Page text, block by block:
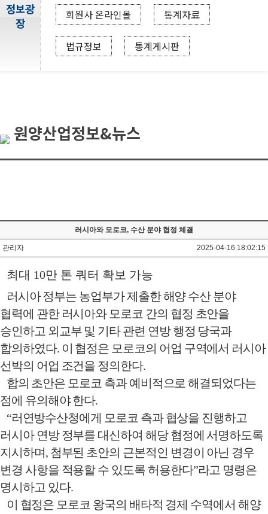
정보광
장
회원사 온라인몰 통계자료
법규정보 통계게시판
원양산업정보&뉴스
러시아와 모로코, 수산 분야 협정 체결
관리자 2025-04-16 18:02:15
최대 10만 톤 쿼터 확보 가능
러시아 정부는 농업부가 제출한 해양 수산 분야
협력에 관한 러시아와 모로코 간의 협정 초안을
승인하고 외교부 및 기타 관련 연방 행정 당국과
합의하였다. 이 협정은 모로코의 어업 구역에서 러시아
선박의 어업 조건을 정의한다.
합의 초안은 모로코 측과 예비적으로 해결되었다는
점에 유의해야 한다.
“러연방수산청에게 모로코 측과 협상을 진행하고
러시아 연방 정부를 대신하여 해당 협정에 서명하도록
지시하며, 첨부된 초안의 근본적인 변경이 아닌 경우
변경 사항을 적용할 수 있도록 허용한다”라고 명령은
명시하고 있다.
이 협정은 모로코 왕국의 배타적 경제 수역에서 해양